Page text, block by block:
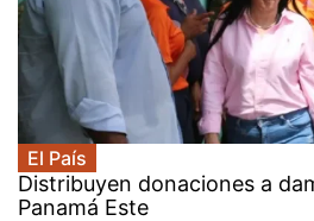
El País
Distribuyen donaciones a
Panamá Este